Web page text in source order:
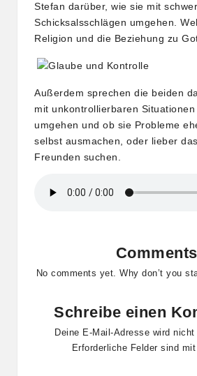
Stefan darüber, wie sie mit
Schicksalsschlägen umgehen.
Religion und die Beziehung zu
Außerdem sprechen die beiden
mit unkontrollierbaren Situationen
umgehen und ob sie Probleme
selbst ausmachen, oder lieber
Freunden suchen.
Comments
No comments yet. Why don’t you
Schreibe einen
Deine E-Mail-Adresse wird
Erforderliche Felder sind mit